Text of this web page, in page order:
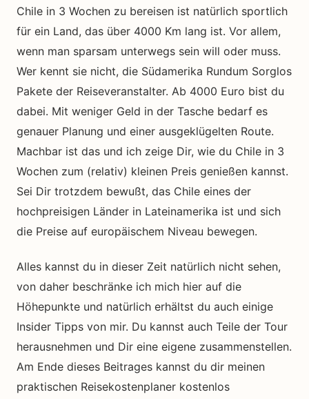
Chile in 3 Wochen zu bereisen ist natürlich sportlich
für ein Land, das über 4000 Km lang ist. Vor allem,
wenn man sparsam unterwegs sein will oder muss.
Wer kennt sie nicht, die Südamerika Rundum Sorglos
Pakete der Reiseveranstalter. Ab 4000 Euro bist du
dabei. Mit weniger Geld in der Tasche bedarf es
genauer Planung und einer ausgeklügelten Route.
Machbar ist das und ich zeige Dir, wie du Chile in 3
Wochen zum (relativ) kleinen Preis genießen kannst.
Sei Dir trotzdem bewußt, das Chile eines der
hochpreisigen Länder in Lateinamerika ist und sich
die Preise auf europäischem Niveau bewegen.
Alles kannst du in dieser Zeit natürlich nicht sehen,
von daher beschränke ich mich hier auf die
Höhepunkte und natürlich erhältst du auch einige
Insider Tipps von mir. Du kannst auch Teile der Tour
herausnehmen und Dir eine eigene zusammenstellen.
Am Ende dieses Beitrages kannst du dir meinen
praktischen Reisekostenplaner kostenlos